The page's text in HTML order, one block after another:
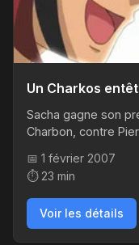
Un Charkos
Sacha gagne son
Charbon, contre
📅 1 février 2007
⏱️ 23 min
Voir les détails